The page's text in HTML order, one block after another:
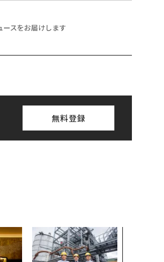
スをお届けします
無料登録